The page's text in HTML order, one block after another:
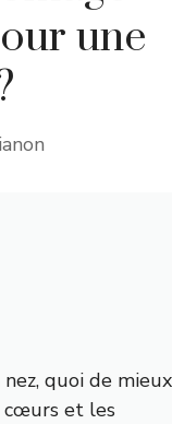
une
quoi de mieux
cœurs et les